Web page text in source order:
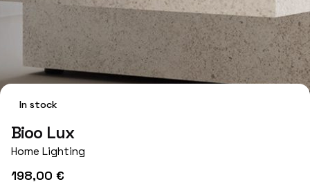
In stock
Bioo Lux
Home Lighting
198,00 €